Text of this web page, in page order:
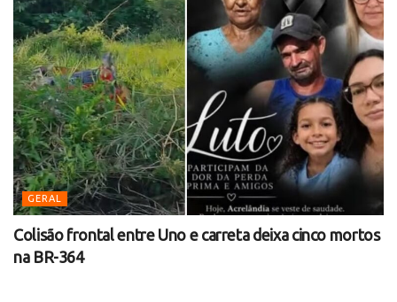
GERAL
Colisão frontal entre Uno e carreta deixa cinco mortos
na BR-364